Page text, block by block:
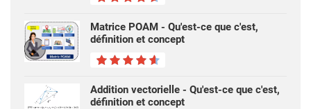
Matrice POAM - Qu'est-ce que c'est,
définition et concept
Addition vectorielle - Qu'est-ce que c'est,
définition et concept